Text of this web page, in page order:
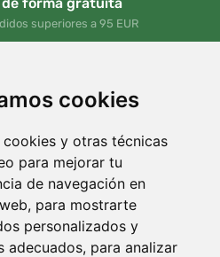
cookies
cookies y otras técnicas
para mejorar tu
de navegación en
para mostrarte
personalizados y
adecuados, para analizar
superiores a 95 EUR
gratuitos
su pedido en cualquier momento
un árbol. Leer más